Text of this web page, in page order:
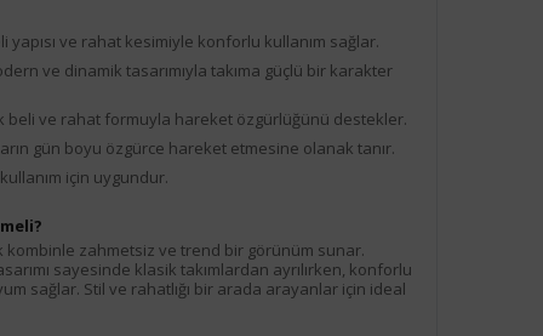
yapısı ve rahat kesimiyle konforlu kullanım sağlar.
ve dinamik tasarımıyla takıma güçlü bir karakter
beli ve rahat formuyla hareket özgürlüğünü destekler.
gün boyu özgürce hareket etmesine olanak tanır.
için uygundur.
kombinle zahmetsiz ve trend bir görünüm sunar.
sayesinde klasik takımlardan ayrılırken, konforlu
sağlar. Stil ve rahatlığı bir arada arayanlar için ideal